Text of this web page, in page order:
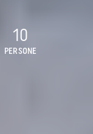
10
PERSONE